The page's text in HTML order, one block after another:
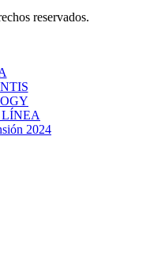
reservados.
LÍNEA
2024